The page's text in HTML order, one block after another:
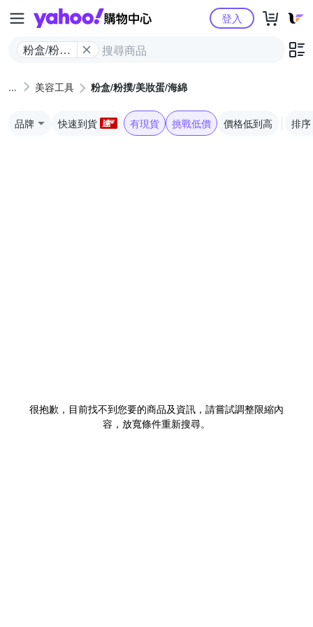
Yahoo購物中心
粉盒/粉撲/
綿
登入
美容工具 粉盒/粉撲/美妝蛋/海綿
品牌 快速到貨 有現貨 挑戰低價 價格低到高 排序
很抱歉，目前找不到您要的商品及資訊，請嘗試調整限縮內
容，放寬條件重新搜尋。